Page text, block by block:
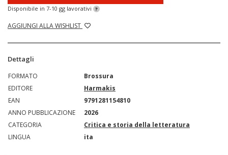
Disponibile in 7-10 gg lavorativi ?
AGGIUNGI ALLA WISHLIST
Dettagli
FORMATO
Brossura
EDITORE
Harmakis
EAN
9791281154810
ANNO PUBBLICAZIONE
2026
CATEGORIA
Critica e storia della letteratura
LINGUA
ita